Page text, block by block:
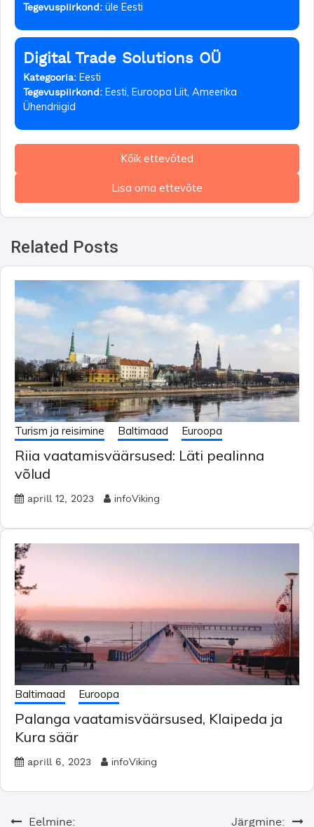
Tegevuspiirkond: üle Eesti
Digital Trade Solutions OÜ
Kategooria: Eesti
Tegevuspiirkond: Eesti, Euroopa Liit, Ameerika
Ühendriigid
Kõik ettevõted
Lisa oma ettevõte
Related Posts
Turism ja reisimine Baltimaad Euroopa
Riia vaatamisväärsused: Läti pealinna
võlud
aprill 12, 2023 infoViking
Baltimaad Euroopa
Palanga vaatamisväärsused, Klaipeda ja
Kura säär
aprill 6, 2023 infoViking
Navigeerimine
Eelmine:
Järgmine: